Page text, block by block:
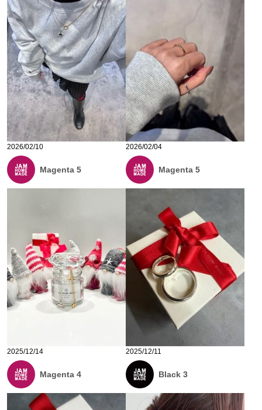
2026/02/10
Magenta 5
2026/02/04
Magenta 5
2025/12/14
Magenta 4
2025/12/11
Black 3